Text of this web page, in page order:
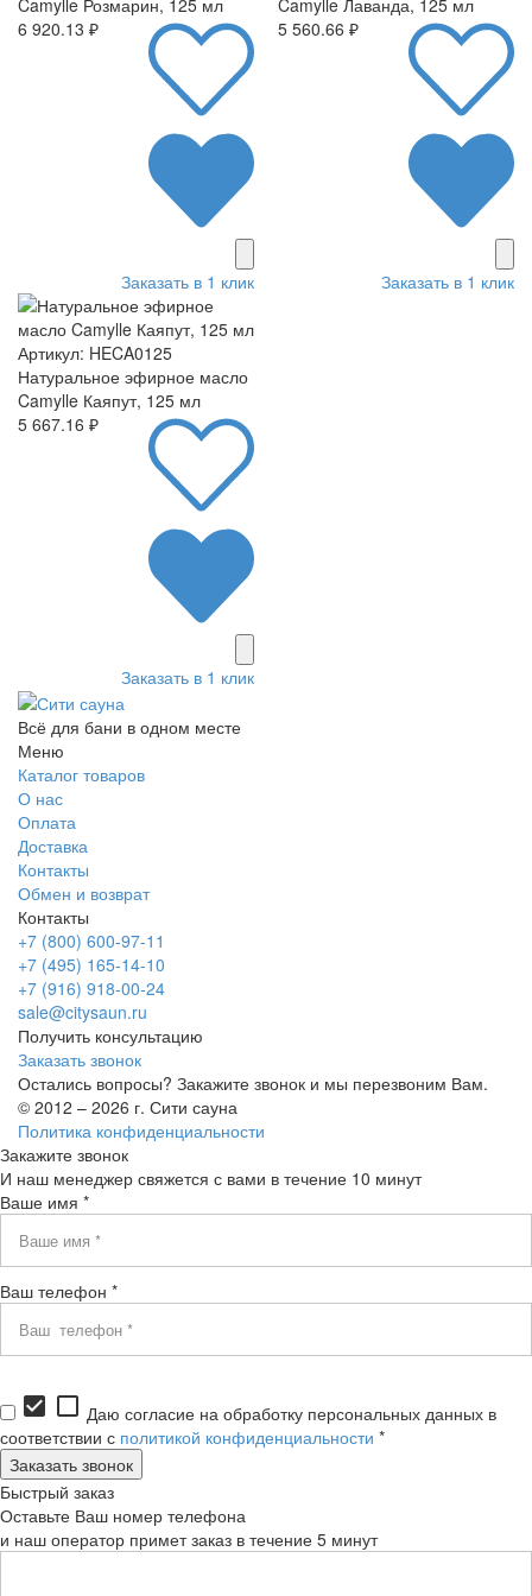
6 920.13 ₽
Заказать в 1 клик
5 560.66 ₽
Заказать в 1 клик
Артикул: HECA0125
Натуральное эфирное масло
Camylle Каяпут, 125 мл
5 667.16 ₽
Заказать в 1 клик
Всё для бани в одном месте
Меню
Каталог товаров
О нас
Оплата
Доставка
Контакты
Обмен и возврат
Контакты
+7 (800) 600-97-11
+7 (495) 165-14-10
+7 (916) 918-00-24
sale@citysaun.ru
Получить консультацию
Заказать звонок
Остались вопросы? Закажите звонок и мы перезвоним Вам.
© 2012 – 2026 г. Сити сауна
Политика конфиденциальности
Закажите звонок
И наш менеджер свяжется с вами в течение 10 минут
Ваше имя *
Ваш телефон *
check_box check_box_outline_blank Даю согласие на обработку персональных данных в
соответствии с политикой конфиденциальности *
Быстрый заказ
Оставьте Ваш номер телефона
и наш оператор примет заказ в течение 5 минут